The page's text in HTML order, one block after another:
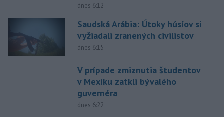
dnes 6:12
Saudská Arábia: Útoky húsíov si
vyžiadali zranených civilistov
dnes 6:15
V prípade zmiznutia študentov
v Mexiku zatkli bývalého
guvernéra
dnes 6:22